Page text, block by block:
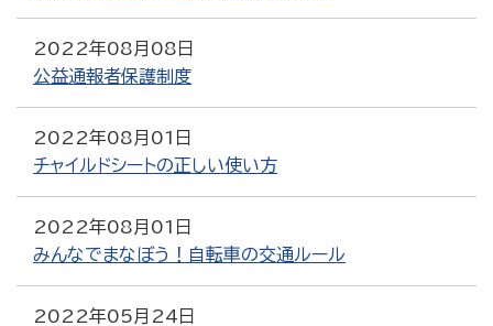
2022年08月08日
公益通報者保護制度
2022年08月01日
チャイルドシートの正しい使い方
2022年08月01日
みんなでまなぼう！自転車の交通ルール
2022年05月24日